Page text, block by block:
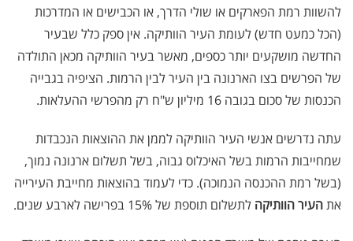
להשוות רמת הפארקים או שולי הדרך, או הכבישים או המדרכות
(הכל כמעט חדש) לעומת העיר הוותיקה. אין ספק כלל שבעיר
החדשה מושקעים יותר כספים, מאשר בעיר הוותיקה מכאן התולדה
של הפרשים בצו הארנונה בין העיר לבין הרמות. הציפיה בגבייה
הכנסות של סכום בגובה 16 מיליון ש"ח רק מהפרשי ההעלאות.
עתה נדרשים אנשי העיר הוותיקה לממן את ההוצאות הנכבדות
שמחייבות הרמות בשל האיכלוס גבוה, בשל תשלום ארנונה נמוך,
(בשל רמת ההכנסה הנמוכה). כדי לעמוד בהוצאות מחייבת העירייה
אתהעיר הוותיקה לתשלום תוספת של 15% בפרישה לארבע שנים.